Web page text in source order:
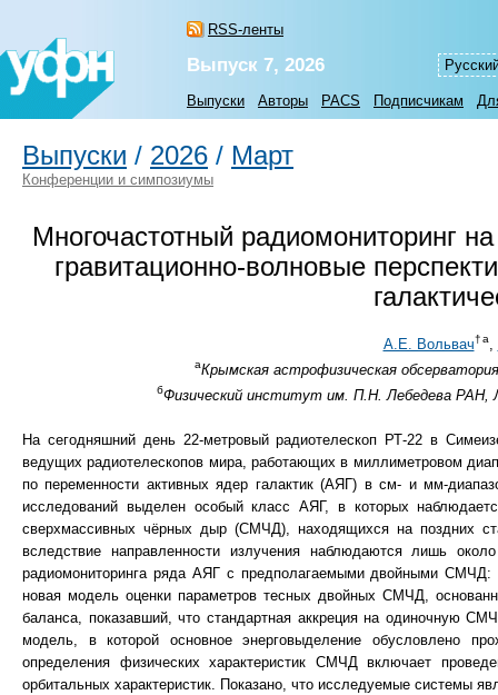
RSS-ленты
Выпуск 7, 2026
Выпуски Авторы PACS Подписчикам
Выпуски / 2026 / Март
Конференции и симпозиумы
Многочастотный радиомониторинг
гравитационно-волновые
А.Е. Вольвач†а,
аКрымская астрофизическая
бФизический институт им. П.Н. Лебедева РАН,
На сегодняшний день 22-метровый радиотелескоп РТ-22 в
ведущих радиотелескопов мира, работающих в миллиметровом
по переменности активных ядер галактик (АЯГ) в см- и мм-
исследований выделен особый класс АЯГ, в которых
сверхмассивных чёрных дыр (СМЧД), находящихся на поздних
вследствие направленности излучения наблюдаются лишь
радиомониторинга ряда АЯГ с предполагаемыми двойными
новая модель оценки параметров тесных двойных СМЧД,
баланса, показавший, что стандартная аккреция на одиночную
модель, в которой основное энерговыделение обусловлено
определения физических характеристик СМЧД включает
орбитальных характеристик. Показано, что исследуемые